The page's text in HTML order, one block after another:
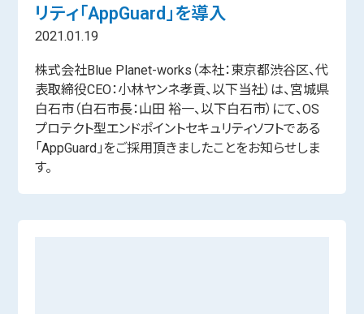
リティ「AppGuard」を導入
2021.01.19
株式会社Blue Planet-works（本社：東京都渋谷区、代
表取締役CEO：小林ヤンネ孝貢、以下当社）は、宮城県
白石市（白石市長：山田 裕一、以下白石市）にて、OS
プロテクト型エンドポイントセキュリティソフトである
「AppGuard」をご採用頂きましたことをお知らせしま
す。